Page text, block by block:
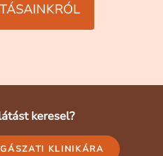
keresel?
KLINIKÁRA